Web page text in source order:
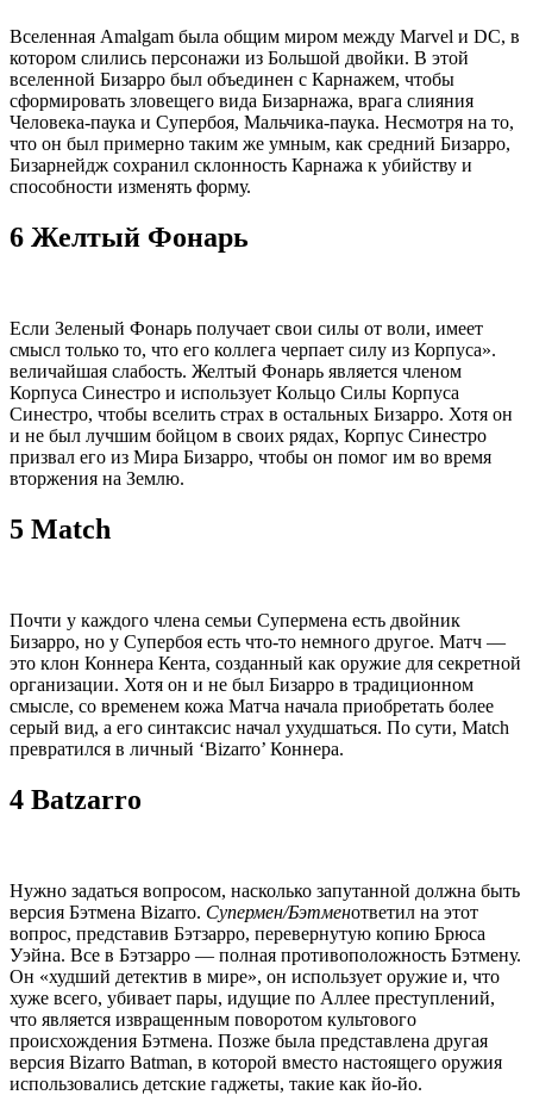
Вселенная Amalgam была общим миром между Marvel и DC, в
котором слились персонажи из Большой двойки. В этой
вселенной Бизарро был объединен с Карнажем, чтобы
сформировать зловещего вида Бизарнажа, врага слияния
Человека-паука и Супербоя, Мальчика-паука. Несмотря на то,
что он был примерно таким же умным, как средний Бизарро,
Бизарнейдж сохранил склонность Карнажа к убийству и
способности изменять форму.
6 Желтый Фонарь
Если Зеленый Фонарь получает свои силы от воли, имеет
смысл только то, что его коллега черпает силу из Корпуса».
величайшая слабость. Желтый Фонарь является членом
Корпуса Синестро и использует Кольцо Силы Корпуса
Синестро, чтобы вселить страх в остальных Бизарро. Хотя он
и не был лучшим бойцом в своих рядах, Корпус Синестро
призвал его из Мира Бизарро, чтобы он помог им во время
вторжения на Землю.
5 Match
Почти у каждого члена семьи Супермена есть двойник
Бизарро, но у Супербоя есть что-то немного другое. Матч —
это клон Коннера Кента, созданный как оружие для секретной
организации. Хотя он и не был Бизарро в традиционном
смысле, со временем кожа Матча начала приобретать более
серый вид, а его синтаксис начал ухудшаться. По сути, Match
превратился в личный ‘Bizarro’ Коннера.
4 Batzarro
Нужно задаться вопросом, насколько запутанной должна быть
версия Бэтмена Bizarro. Супермен/Бэтменответил на этот
вопрос, представив Бэтзарро, перевернутую копию Брюса
Уэйна. Все в Бэтзарро — полная противоположность Бэтмену.
Он «худший детектив в мире», он использует оружие и, что
хуже всего, убивает пары, идущие по Аллее преступлений,
что является извращенным поворотом культового
происхождения Бэтмена. Позже была представлена ​​​​другая
версия Bizarro Batman, в которой вместо настоящего оружия
использовались детские гаджеты, такие как йо-йо.